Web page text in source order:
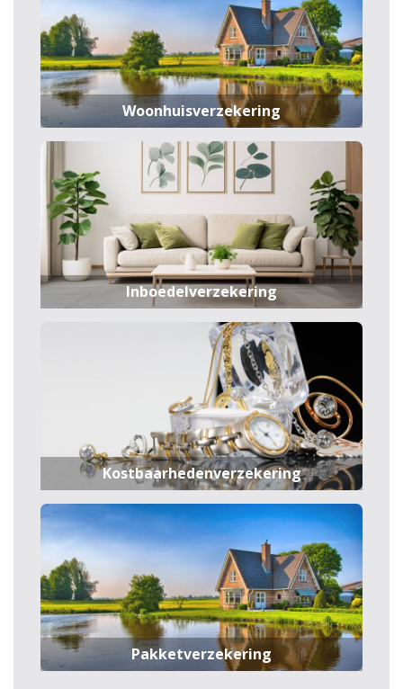
Woonhuisverzekering
Inboedelverzekering
Kostbaarhedenverzekering
Pakketverzekering